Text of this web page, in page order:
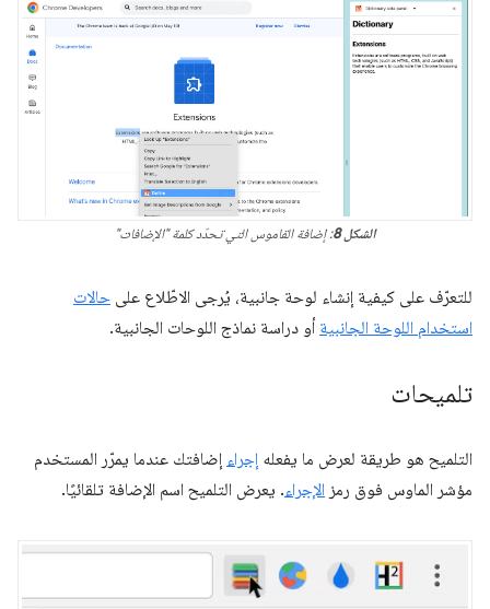
الشكل 8 : إضافة القاموس التي تحدّد كلمة "الإضافات"
للتعرّف على كيفية إنشاء لوحة جانبية، يُرجى الاطّلاع على حالات
استخدام اللوحة الجانبية أو دراسة نماذج اللوحات الجانبية.
تلميحات
التلميح هو طريقة لعرض ما يفعله إجراء إضافتك عندما يمرّر المستخدم
مؤشر الماوس فوق رمز الإجراء. يعرض التلميح اسم الإضافة تلقائيًا.